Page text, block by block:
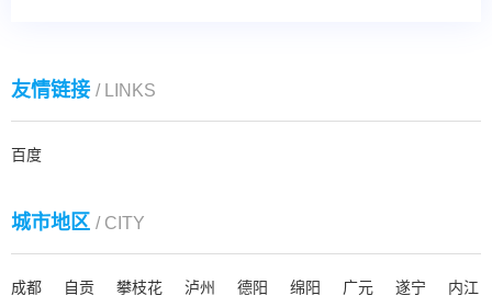
友情链接 / LINKS
百度
城市地区 / CITY
成都 自贡 攀枝花 泸州 德阳 绵阳 广元 遂宁 内江